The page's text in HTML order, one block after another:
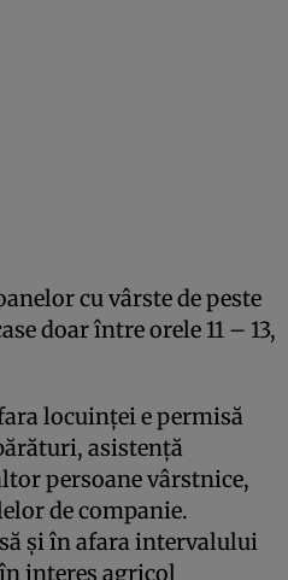
cu vârste de peste
doar între orele 11 – 13,
locuinţei e permisă
asistenţă
persoane vârstnice,
de companie.
şi în afara intervalului
în interes agricol